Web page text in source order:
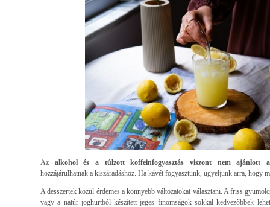
Az alkohol és a túlzott koffeinfogyasztás viszont nem ajánlott a
hozzájárulhatnak a kiszáradáshoz. Ha kávét fogyasztunk, ügyeljünk arra, hogy
A desszertek közül érdemes a könnyebb változatokat választani. A friss
vagy a natúr joghurtból készített jeges finomságok sokkal kedvezőbbek